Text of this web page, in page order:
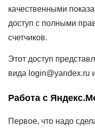
качественными
доступ с полными
счетчиков.
Этот доступ
вида login@yandex.ru
Работа с
Первое, что надо